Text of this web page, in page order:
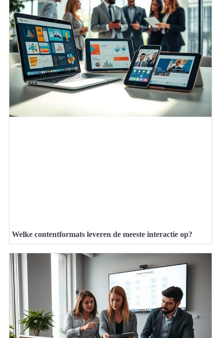
Welke contentformats leveren de meeste interactie op?